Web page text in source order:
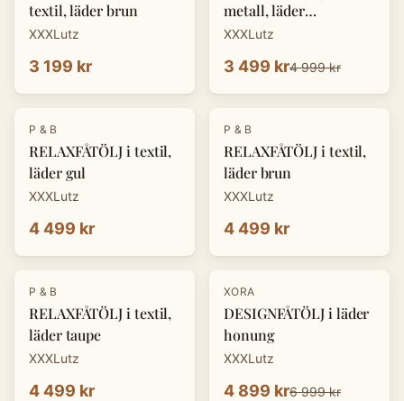
textil, läder brun
XXXLutz
3 199 kr
metall, läder
cognacfärgad
XXXLutz
3 499 kr4 999 kr
P & B
RELAXFÅTÖLJ i textil,
läder gul
XXXLutz
4 499 kr
P & B
RELAXFÅTÖLJ i textil,
läder brun
XXXLutz
4 499 kr
P & B
RELAXFÅTÖLJ i textil,
läder taupe
XXXLutz
4 499 kr
-30%
XORA
DESIGNFÅTÖLJ i läder
honung
XXXLutz
4 899 kr6 999 kr